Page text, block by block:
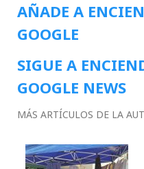
AÑADE A
GOOGLE
SIGUE A
GOOGLE NEWS
MÁS ARTÍCULOS DE LA